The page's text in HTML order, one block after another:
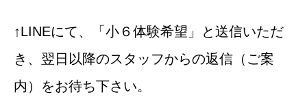
↑LINEにて、「小６体験希望」と送信いただ
き、翌日以降のスタッフからの返信（ご案
内）をお待ち下さい。